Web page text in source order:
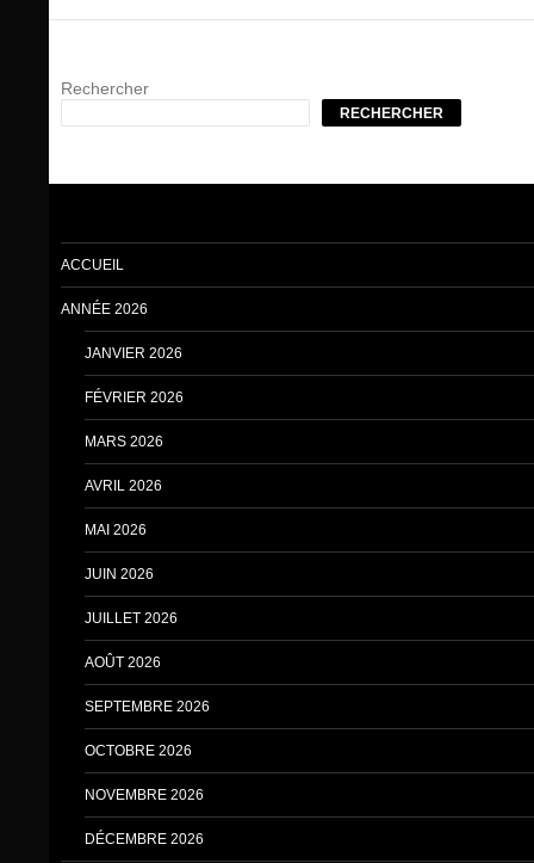
Rechercher
RECHERCHER
ACCUEIL
ANNÉE 2026
JANVIER 2026
FÉVRIER 2026
MARS 2026
AVRIL 2026
MAI 2026
JUIN 2026
JUILLET 2026
AOÛT 2026
SEPTEMBRE 2026
OCTOBRE 2026
NOVEMBRE 2026
DÉCEMBRE 2026